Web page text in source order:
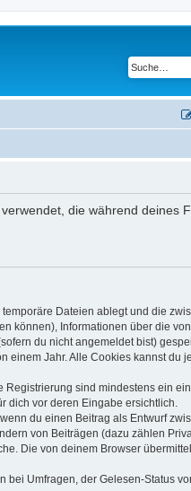
die während deines
Dateien ablegt und die
können), Informationen über die
du nicht angemeldet bist)
Jahr. Alle Cookies kannst du
sind mindestens ein
dich vor deren Eingabe ersichtlich.
du einen Beitrag als Entwurf
von Beiträgen (dazu zählen
Die von deinem Browser
Umfragen, der Gelesen-Status